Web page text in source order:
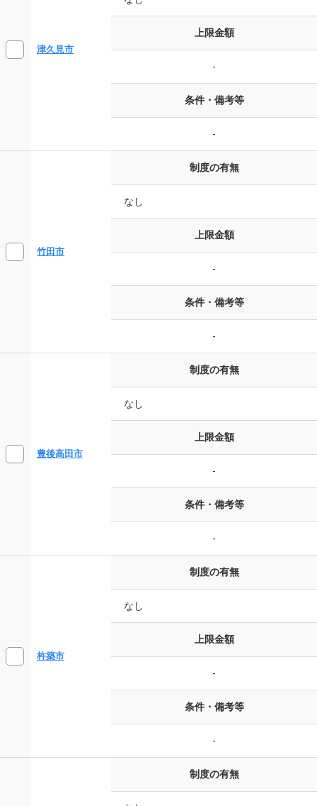
津久見市
上限金額
-
条件・備考等
-
竹田市
制度の有無
なし
上限金額
-
条件・備考等
-
豊後高田市
制度の有無
なし
上限金額
-
条件・備考等
-
杵築市
制度の有無
なし
上限金額
-
条件・備考等
-
制度の有無